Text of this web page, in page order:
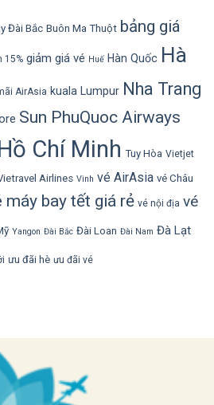
Đài Bắc Buôn Ma Thuột bảng giá
15% giảm giá vé Huế Hàn Quốc Hà
AirAsia kuala Lumpur Nha Trang
Sun PhuQuoc Airways
Chí Minh Tuy Hòa Vietjet
Airlines Vinh vé AirAsia vé Châu
máy bay tết giá rẻ vé nội địa vé
Yangon Đài Bắc Đài Loan Đài Nam Đà Lạt
ưu đãi hè ưu đãi vé